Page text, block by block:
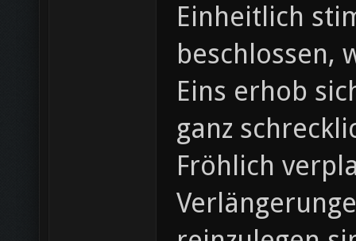
Einheitlich
beschlossen,
Eins erhob
ganz
Fröhlich